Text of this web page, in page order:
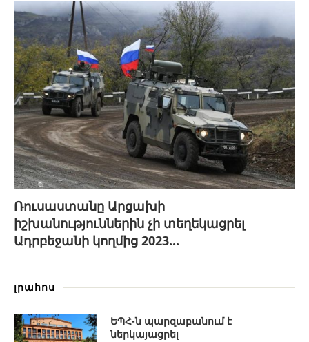
Ռուսաստանը Արցախի
իշխանություններին չի տեղեկացրել
Ադրբեջանի կողմից 2023...
լրահոս
ԵՊՀ-ն պարզաբանում է
ներկայացրել